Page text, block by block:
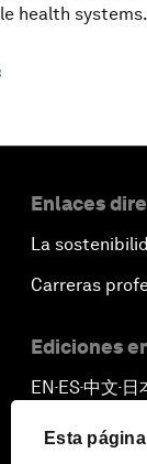
Esta
health systems.
Enlaces
La
Carreras
Ediciones
EN ▪ ES▪中文▪ 日